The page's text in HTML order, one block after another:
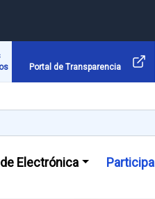
Portal de Transparencia
Electrónica